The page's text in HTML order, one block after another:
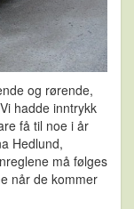
og rørende,
hadde inntrykk
få til noe i år
Hedlund,
må følges
når de kommer